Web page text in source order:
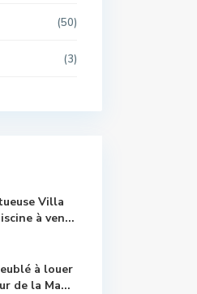
(50)
(3)
Villa
à ven...
à louer
de la Ma...